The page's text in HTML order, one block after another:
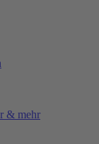
& mehr